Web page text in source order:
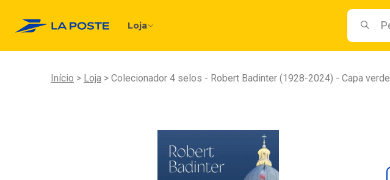
Loja
Início Loja Colecionador 4 selos - Robert Badinter (1928-2024) - Capa verde